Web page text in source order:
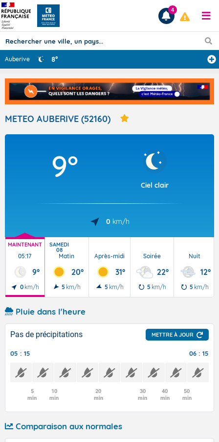
Prévisions
TOUS LES RÉSULTATS
Articles
4
Auberive 8°
METEO AUBERIVE (52160)
9°
Ciel clair
0 km/h
MAINTENANT
05:17
9°
0 km/h
SAMEDI
08
Matin
20°
5 km/h
Après-midi
31°
5 km/h
Soirée
22°
5 km/h
Nuit
12°
5 km/h
Pluie dans l'heure
Pas de précipitations METTRE À JOUR
05 : 15 06 : 15
5
min
10
min
20
min
30
min
40
min
50
min
Comparaison aux normales